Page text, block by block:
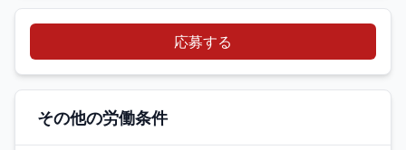
応募する
その他の労働条件